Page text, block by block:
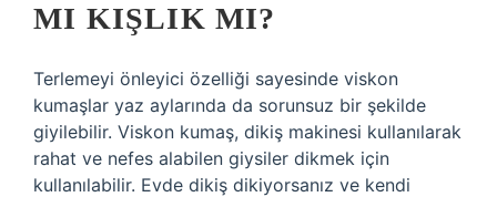
MI KIŞLIK MI?
Terlemeyi önleyici özelliği sayesinde viskon
kumaşlar yaz aylarında da sorunsuz bir şekilde
giyilebilir. Viskon kumaş, dikiş makinesi kullanılarak
rahat ve nefes alabilen giysiler dikmek için
kullanılabilir. Evde dikiş dikiyorsanız ve kendi